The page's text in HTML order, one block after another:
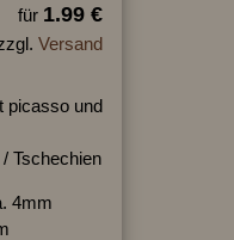
für 1.99 €
Versand
picasso und
Tschechien
4mm